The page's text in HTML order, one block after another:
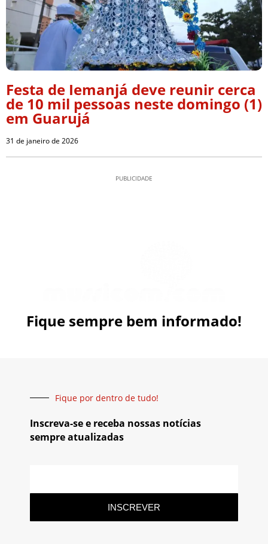
Festa de Iemanjá deve reunir cerca
de 10 mil pessoas neste domingo (1)
em Guarujá
31 de janeiro de 2026
PUBLICIDADE
Fique sempre bem informado!
Fique por dentro de tudo!
Inscreva-se e receba nossas notícias
sempre atualizadas
INSCREVER